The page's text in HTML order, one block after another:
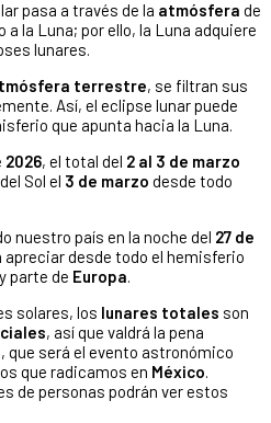
pasa a través de la atmósfera de
la Luna; por ello, la Luna adquiere
lunares.
terrestre, se filtran sus
Así, el eclipse lunar puede
que apunta hacia la Luna.
2026, el total del 2 al 3 de marzo
Sol el 3 de marzo desde todo
nuestro país en la noche del 27 de
apreciar desde todo el hemisferio
parte de Europa.
solares, los lunares totales son
, así que valdrá la pena
que será el evento astronómico
que radicamos en México.
de personas podrán ver estos